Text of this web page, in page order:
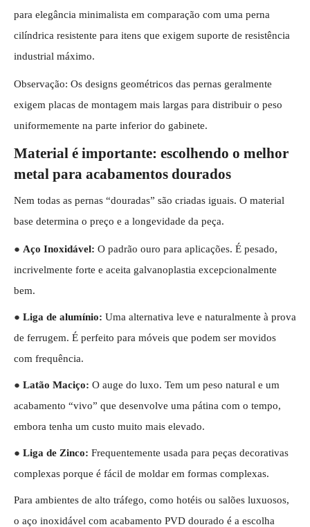
para elegância minimalista em comparação com uma perna
cilíndrica resistente para itens que exigem suporte de resistência
industrial máximo.
Observação: Os designs geométricos das pernas geralmente
exigem placas de montagem mais largas para distribuir o peso
uniformemente na parte inferior do gabinete.
Material é importante: escolhendo o melhor
metal para acabamentos dourados
Nem todas as pernas “douradas” são criadas iguais. O material
base determina o preço e a longevidade da peça.
● Aço Inoxidável: O padrão ouro para aplicações. É pesado,
incrivelmente forte e aceita galvanoplastia excepcionalmente
bem.
● Liga de alumínio: Uma alternativa leve e naturalmente à prova
de ferrugem. É perfeito para móveis que podem ser movidos
com frequência.
● Latão Maciço: O auge do luxo. Tem um peso natural e um
acabamento “vivo” que desenvolve uma pátina com o tempo,
embora tenha um custo muito mais elevado.
● Liga de Zinco: Frequentemente usada para peças decorativas
complexas porque é fácil de moldar em formas complexas.
Para ambientes de alto tráfego, como hotéis ou salões luxuosos,
o aço inoxidável com acabamento PVD dourado é a escolha